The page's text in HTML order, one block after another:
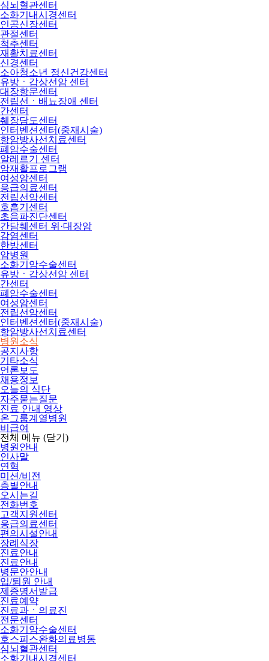
심뇌혈관센터
소화기내시경센터
인공신장센터
관절센터
척추센터
재활치료센터
신경센터
소아청소년 정신건강센터
유방ㆍ갑상선암 센터
대장항문센터
전립선ㆍ배뇨장애 센터
간센터
췌장담도센터
인터벤션센터(중재시술)
항암방사선치료센터
폐암수술센터
알레르기 센터
암재활프로그램
여성암센터
응급의료센터
전립선암센터
호흡기센터
초음파진단센터
간담췌센터 위·대장암
감염센터
한방센터
암병원
소화기암수술센터
유방ㆍ갑상선암 센터
간센터
폐암수술센터
여성암센터
전립선암센터
인터벤션센터(중재시술)
항암방사선치료센터
병원소식
공지사항
기타소식
언론보도
채용정보
오늘의 식단
자주묻는질문
진료 안내 영상
온그룹계열병원
비급여
전체 메뉴 (닫기)
병원안내
인사말
연혁
미션/비전
층별안내
오시는길
전화번호
고객지원센터
응급의료센터
편의시설안내
장례식장
진료안내
진료안내
병문안안내
입/퇴원 안내
제증명서발급
진료예약
진료과ㆍ의료진
전문센터
소화기암수술센터
호스피스완화의료병동
심뇌혈관센터
소화기내시경센터